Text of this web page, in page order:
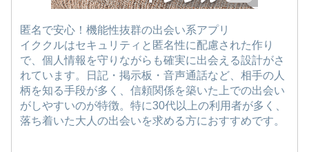
匿名で安心！機能性抜群の出会い系アプリ
イククルはセキュリティと匿名性に配慮された作り
で、個人情報を守りながらも確実に出会える設計がさ
れています。日記・掲示板・音声通話など、相手の人
柄を知る手段が多く、信頼関係を築いた上での出会い
がしやすいのが特徴。特に30代以上の利用者が多く、
落ち着いた大人の出会いを求める方におすすめです。